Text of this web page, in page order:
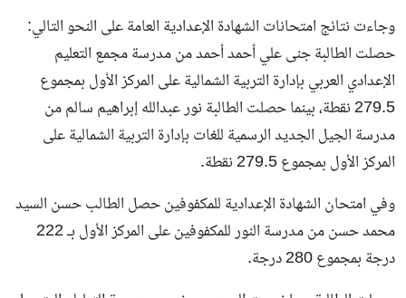
وجاءت نتائج امتحانات الشهادة الإعدادية العامة على النحو التالي:
حصلت الطالبة جنى علي أحمد أحمد من مدرسة مجمع التعليم
الإعدادي العربي بإدارة التربية الشمالية على المركز الأول بمجموع
279.5 نقطة، بينما حصلت الطالبة نور عبدالله إبراهيم سالم من
مدرسة الجيل الجديد الرسمية للغات بإدارة التربية الشمالية على
المركز الأول بمجموع 279.5 نقطة.
وفي امتحان الشهادة الإعدادية للمكفوفين حصل الطالب حسن السيد
محمد حسن من مدرسة النور للمكفوفين على المركز الأول بـ 222
درجة بمجموع 280 درجة.